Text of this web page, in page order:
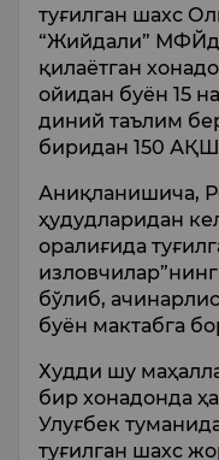
туғилган шахс
“Жийдали”
қилаётган
ойидан буён 15
диний таълим
биридан 150
Аниқланишича,
ҳудудларидан
оралиғида
бўлиб,
буён мактабга
Худди шу
бир хонадонда
Улуғбек
туғилган шахс